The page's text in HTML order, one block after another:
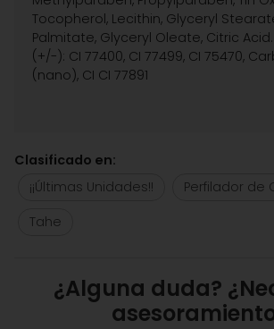
Tocopherol, Lecithin, Glyceryl
Palmitate, Glyceryl Oleate, Citric
(+/-): CI 77400, CI 77499, CI 75470,
(nano), CI CI 77891
Clasificado en:
¡¡Últimas Unidades!!
Perfilador de
Tahe
¿Alguna duda?